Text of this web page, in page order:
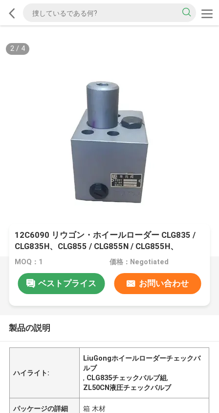
2/ 4
12C6090 リウゴン・ホイールローダー CLG835 /
CLG835H、CLG855 / CLG855N / CLG855H、
CLG862 / CLG862H、ZL50C / ZL50CN用のチェッ
MOQ：1 価格：Negotiated
ベストプライス お問い合わせ
製品の説明
ハイライト:
LiuGongホイールローダーチェックバ
ルブ
, CLG835チェックバルブ組,
ZL50CN液圧チェックバルブ
パッケージの詳細 箱 木材